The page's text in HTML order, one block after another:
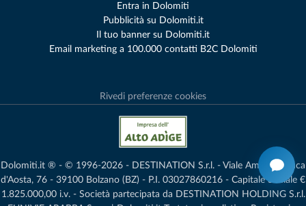
Entra in Dolomiti
Pubblicità su Dolomiti.it
Il tuo banner su Dolomiti.it
Email marketing a 100.000 contatti B2C Dolomiti
Rivedi preferenze cookies
Dolomiti.it ® - © 1996-2026 - DESTINATION S.r.l. - Viale Amedeo Duca
d'Aosta, 76 - 39100 Bolzano (BZ) - P.I. 03027860216 - Capitale Sociale €
1.825.000,00 i.v. - Società partecipata da DESTINATION HOLDING S.r.l.